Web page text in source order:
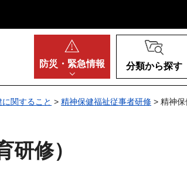
防災・ 緊急情報 分類から探す
関すること > 精神保健福祉従事者研修 > 精神保
修）